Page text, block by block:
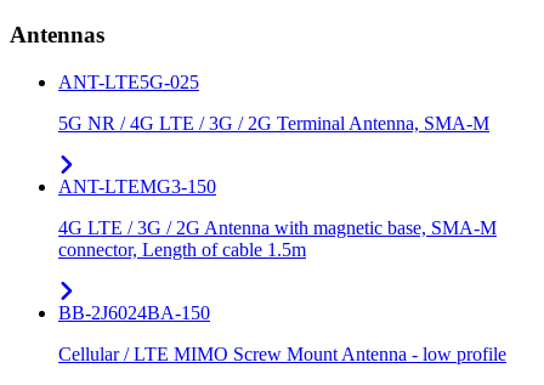
Antennas
ANT-LTE5G-025
5G NR / 4G LTE / 3G / 2G Terminal Antenna, SMA-M
ANT-LTEMG3-150
4G LTE / 3G / 2G Antenna with magnetic base, SMA-M
connector, Length of cable 1.5m
BB-2J6024BA-150
Cellular / LTE MIMO Screw Mount Antenna - low profile